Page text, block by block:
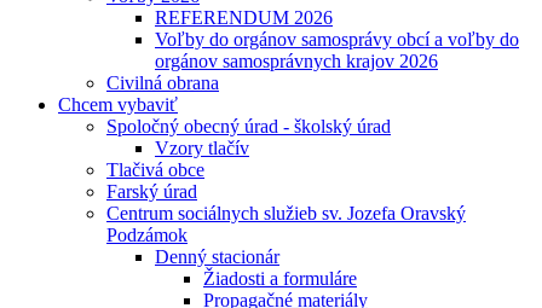
REFERENDUM 2026
Voľby do orgánov samosprávy obcí a voľby do
orgánov samosprávnych krajov 2026
Civilná obrana
Chcem vybaviť
Spoločný obecný úrad - školský úrad
Vzory tlačív
Tlačivá obce
Farský úrad
Centrum sociálnych služieb sv. Jozefa Oravský
Podzámok
Denný stacionár
Žiadosti a formuláre
Propagačné materiály